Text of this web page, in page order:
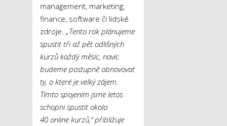
management, marketing,
finance, software či lidské
zdroje. „Tento rok plánujeme
spustit tři až pět odlišných
kurzů každý měsíc, navíc
budeme postupně obnovovat
ty, o které je velký zájem.
Tímto spojením jsme letos
schopni spustit okolo
40 online kurzů,“ přibližuje